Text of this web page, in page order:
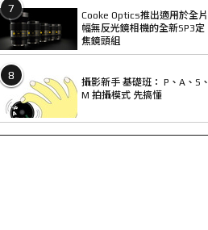
7
Cooke Optics推出適用於全片
幅無反光鏡相機的全新SP3定
焦鏡頭組
8
攝影新手 基礎班： P、A、S、
M 拍攝模式 先搞懂